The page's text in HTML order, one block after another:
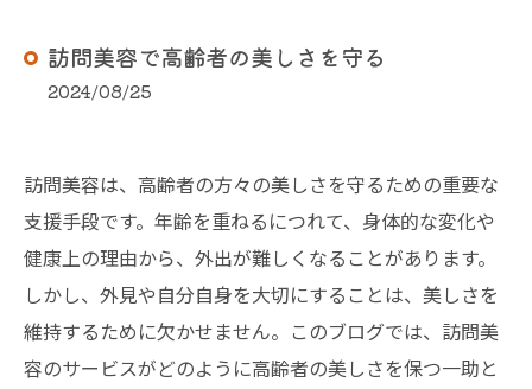
訪問美容で高齢者の美しさを守る
2024/08/25
訪問美容は、高齢者の方々の美しさを守るための重要な
支援手段です。年齢を重ねるにつれて、身体的な変化や
健康上の理由から、外出が難しくなることがあります。
しかし、外見や自分自身を大切にすることは、美しさを
維持するために欠かせません。このブログでは、訪問美
容のサービスがどのように高齢者の美しさを保つ一助と